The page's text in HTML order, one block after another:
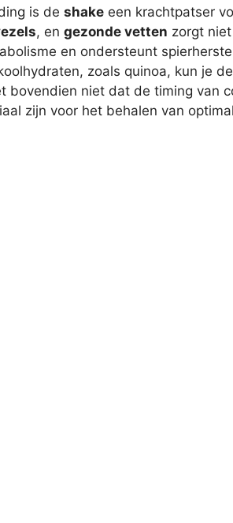
is de shake een krachtpatser
, en gezonde vetten zorgt
en ondersteunt
zoals quinoa, kun je
bovendien niet dat de timing van
zijn voor het behalen van